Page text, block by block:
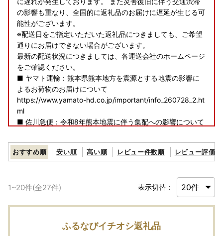
の影響も重なり、全国的に返礼品のお届けに遅延が生じる可
能性がございます。
※配送日をご指定いただいた返礼品につきましても、ご希望
通りにお届けできない場合がございます。
最新の配送状況につきましては、各運送会社のホームページ
をご確認ください。
■ ヤマト運輸：熊本県熊本地方を震源とする地震の影響に
よるお荷物のお届けについて
https://www.yamato-hd.co.jp/important/info_260728_2.ht
ml
■ 佐川急便：令和8年熊本地震に伴う集配への影響について
■ 日本郵便（ゆうパック）：熊本県熊本地方を震源とする
地震の影響について
寄附者の皆様にはご不便、ご迷惑をおかけし誠に申し訳ござ
いませんが、何卒ご理解賜りますようお願い申し上げます。
【オンラインワンストップ特例申請について】
おすすめ順 安い順 高い順 レビュー件数順 レビュー評価順
1~20件(全27件) 表示切替：
ふるなびイチオシ返礼品